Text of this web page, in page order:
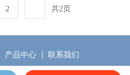
2 共2页
产品中心 联系我们
车铣复合机加工 东莞市童阳五金塑胶制